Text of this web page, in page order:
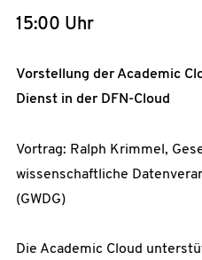
15:00 Uhr
Vorstellung der Academic
Dienst in der DFN-Cloud
Vortrag: Ralph Krimmel,
wissenschaftliche
(GWDG)
Die Academic Cloud